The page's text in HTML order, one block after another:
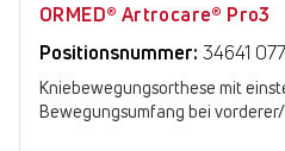
ORMED® Artrocare® Pro3
Positionsnummer: 34641 077
Kniebewegungsorthese mit
Bewegungsumfang bei